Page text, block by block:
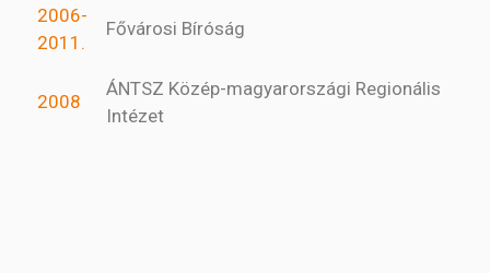
2006-
2011.
Fővárosi Bíróság
2008
ÁNTSZ Közép-magyarországi Regionális
Intézet